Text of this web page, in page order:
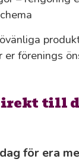
förenings
till
för era